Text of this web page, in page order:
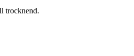
trocknend.